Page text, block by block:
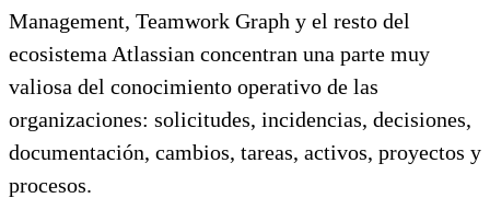
Management, Teamwork Graph y el resto del
ecosistema Atlassian concentran una parte muy
valiosa del conocimiento operativo de las
organizaciones: solicitudes, incidencias, decisiones,
documentación, cambios, tareas, activos, proyectos y
procesos.